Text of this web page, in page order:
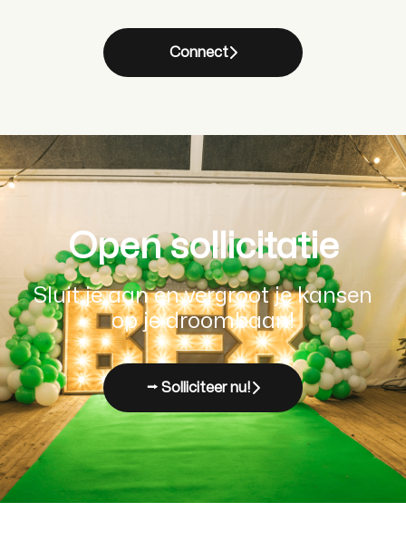
Connect
Open sollicitatie
Sluit je aan en vergroot je kansen
op je droombaan!
⭢ Solliciteer nu!